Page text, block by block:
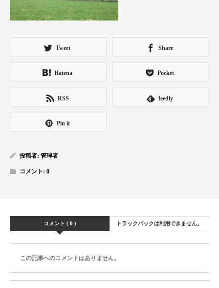
Tweet Share
Hatena Pocket
RSS feedly
Pin it
投稿者: 管理者
コメント: 0
コメント ( 0 ) トラックバックは利用できません。
この記事へのコメントはありません。